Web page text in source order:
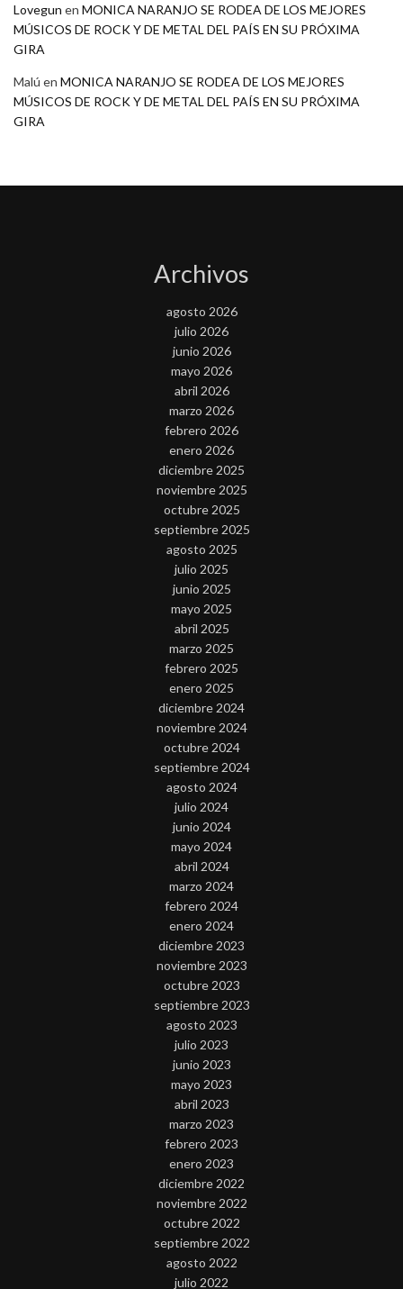
Lovegun en MONICA NARANJO SE RODEA DE LOS MEJORES
MÚSICOS DE ROCK Y DE METAL DEL PAÍS EN SU PRÓXIMA
GIRA
Malú en MONICA NARANJO SE RODEA DE LOS MEJORES
MÚSICOS DE ROCK Y DE METAL DEL PAÍS EN SU PRÓXIMA
GIRA
Archivos
agosto 2026
julio 2026
junio 2026
mayo 2026
abril 2026
marzo 2026
febrero 2026
enero 2026
diciembre 2025
noviembre 2025
octubre 2025
septiembre 2025
agosto 2025
julio 2025
junio 2025
mayo 2025
abril 2025
marzo 2025
febrero 2025
enero 2025
diciembre 2024
noviembre 2024
octubre 2024
septiembre 2024
agosto 2024
julio 2024
junio 2024
mayo 2024
abril 2024
marzo 2024
febrero 2024
enero 2024
diciembre 2023
noviembre 2023
octubre 2023
septiembre 2023
agosto 2023
julio 2023
junio 2023
mayo 2023
abril 2023
marzo 2023
febrero 2023
enero 2023
diciembre 2022
noviembre 2022
octubre 2022
septiembre 2022
agosto 2022
julio 2022